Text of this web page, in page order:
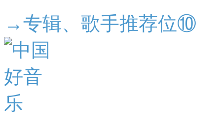
→专辑、歌手推荐位⑩